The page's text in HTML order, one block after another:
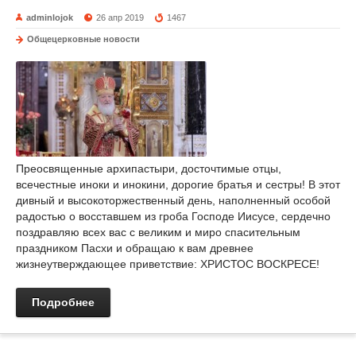
adminlojok 26 апр 2019 1467
Общецерковные новости
Преосвященные архипастыри, досточтимые отцы,
всечестные иноки и инокини, дорогие братья и сестры! В этот
дивный и высокоторжественный день, наполненный особой
радостью о восставшем из гроба Господе Иисусе, сердечно
поздравляю всех вас с великим и миро спасительным
праздником Пасхи и обращаю к вам древнее
жизнеутверждающее приветствие: ХРИСТОС ВОСКРЕСЕ!
Подробнее